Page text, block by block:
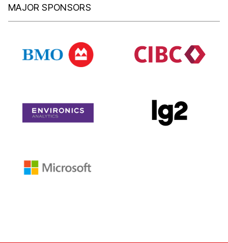
MAJOR SPONSORS